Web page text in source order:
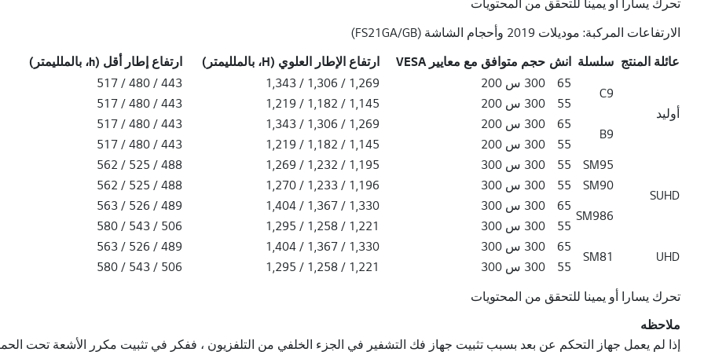
تحرك يسارا أو يمينا للتحقق من المحتويات
الارتفاعات المركبة: موديلات 2019 وأحجام الشاشة (FS21GA/GB)
سلسلة عائلة المنتج مقاس VESA بوصة ارتفاع الإطار العلوي (H ، بالملليمتر) ارتفاع الإطار السفلي (h ، بالملليمتر)
عائلة المنتج سلسلة انش حجم متوافق مع معايير VESA ارتفاع الإطار العلوي (H، بالملليمتر) ارتفاع إطار أقل (h، بالملليمتر)
أوليد
C9
65 300 س 200 1,269 / 1,306 / 1,343
443 / 480 / 517
55
300 س 200 1,145 / 1,182 / 1,219
443 / 480 / 517
B9
65 300 س 200 1,269 / 1,306 / 1,343
443 / 480 / 517
55
300 س 200 1,145 / 1,182 / 1,219
443 / 480 / 517
SUHD
SM95
55 300 س 300 1,195 / 1,232 / 1,269
488 / 525 / 562
SM90
55 300 س 300 1,196 / 1,233 / 1,270
488 / 525 / 562
SM986
65 300 س 300 1,330 / 1,367 / 1,404
489 / 526 / 563
55
300 س 300 1,221 / 1,258 / 1,295
506 / 543 / 580
UHD
SM81
65 300 س 300 1,330 / 1,367 / 1,404
489 / 526 / 563
55
300 س 300 1,221 / 1,258 / 1,295
506 / 543 / 580
تحرك يسارا أو يمينا للتحقق من المحتويات
ملاحظه
إذا لم يعمل جهاز التحكم عن بعد بسبب تثبيت جهاز فك التشفير في الجزء الخلفي من التلفزيون ، ففكر في تثبيت مكرر الأشعة تحت